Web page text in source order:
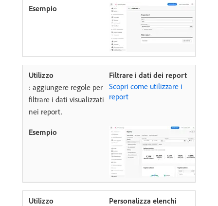
Filtrare i dati dei report
: aggiungere regole per
filtrare i dati visualizzati
nei report.
Scopri come utilizzare i
report
Personalizza elenchi